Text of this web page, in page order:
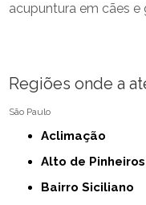
acupuntura em cães e
Regiões onde a
São Paulo
Aclimação
Alto de Pinheiros
Bairro Siciliano